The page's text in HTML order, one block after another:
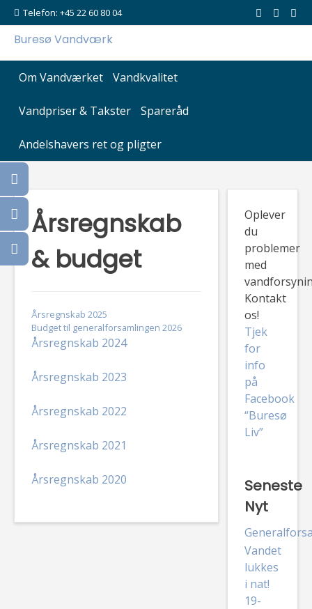
Skip
to
content
Telefon: +45 22 60 80 04
Buresø Vandværk
Om Vandværket Vandkvalitet
Vandpriser & Takster Spareråd
Andelshavers ret og pligter
Årsregnskab
& budget
Årsregnskab 2025
Budget til generalforsamlingen 2026
Årsregnskab 2024
Årsregnskab 2023
Årsregnskab 2022
Årsregnskab 2021
Årsregnskab 2020
Oplever
du
problemer
med
Kontakt
os!
Tjek
for
info
på
Facebook
“Buresø
Liv”
Seneste
Nyt
Vandet
lukkes
i nat!
19-